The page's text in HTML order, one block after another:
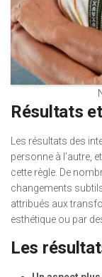
Résultats
Les résultats des
personne à l’autre,
cette règle. De
changements
attribués aux
esthétique ou par
Les